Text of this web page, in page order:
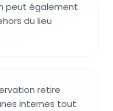
peut également
du lieu
retire
internes tout